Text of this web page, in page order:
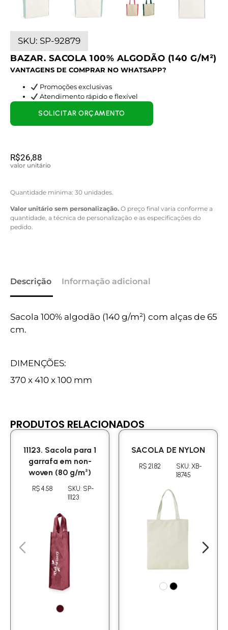
SKU: SP-92879
BAZAR. SACOLA 100% ALGODÃO (140 G/M²)
VANTAGENS DE COMPRAR NO WHATSAPP?
Promoções exclusivas
Atendimento rápido e flexível
R$26,88
valor unitário
Quantidade mínima: 30 unidades.
Valor unitário sem personalização. O preço final varia conforme a
quantidade, a técnica de personalização e as especificações do
pedido.
SOLICITAR ORÇAMENTO
Descrição Informação adicional
Sacola 100% algodão (140 g/m²) com alças de 65
cm.
DIMENÇÕES:
370 x 410 x 100 mm
PRODUTOS RELACIONADOS
11123. Sacola para 1
garrafa em non-
woven (80 g/m²)
R$ 4.58
SKU: SP-
11123
SACOLA DE NYLON
R$ 21.82
SKU: XB-
18745